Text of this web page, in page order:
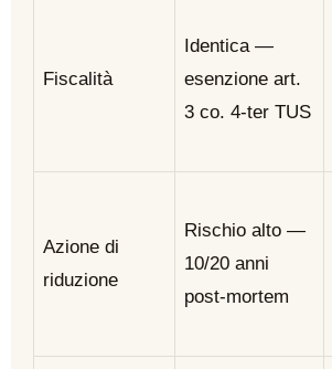
Fiscalità
Identica —
esenzione art.
3 co. 4-ter TUS
Azione di
riduzione
Rischio alto —
10/20 anni
post-mortem